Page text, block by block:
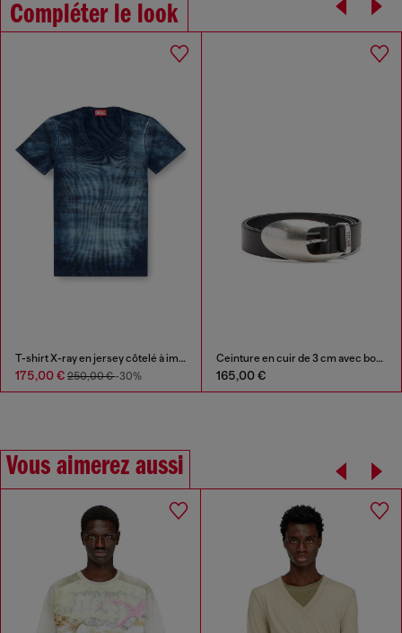
Compléter le look
T-shirt X-ray en jersey côtelé à imprimé carreaux
175,00 € 250,00 €-30%
Ceinture en cuir de 3 cm avec boucle sculpturale
165,00 €
Vous aimerez aussi